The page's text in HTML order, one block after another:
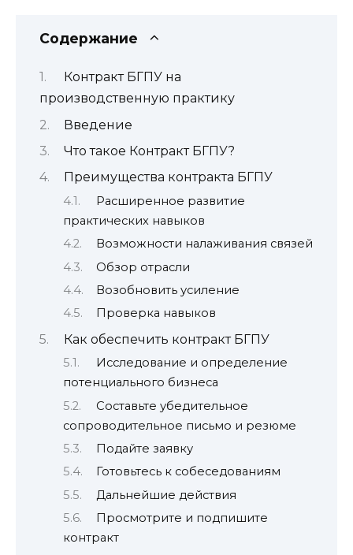
Содержание
Контракт БГПУ на
производственную практику
Введение
Что такое Контракт БГПУ?
Преимущества контракта БГПУ
Расширенное развитие
практических навыков
Возможности налаживания связей
Обзор отрасли
Возобновить усиление
Проверка навыков
Как обеспечить контракт БГПУ
Исследование и определение
потенциального бизнеса
Составьте убедительное
сопроводительное письмо и резюме
Подайте заявку
Готовьтесь к собеседованиям
Дальнейшие действия
Просмотрите и подпишите
контракт